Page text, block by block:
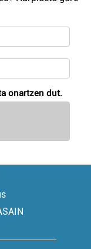
onartzen dut.